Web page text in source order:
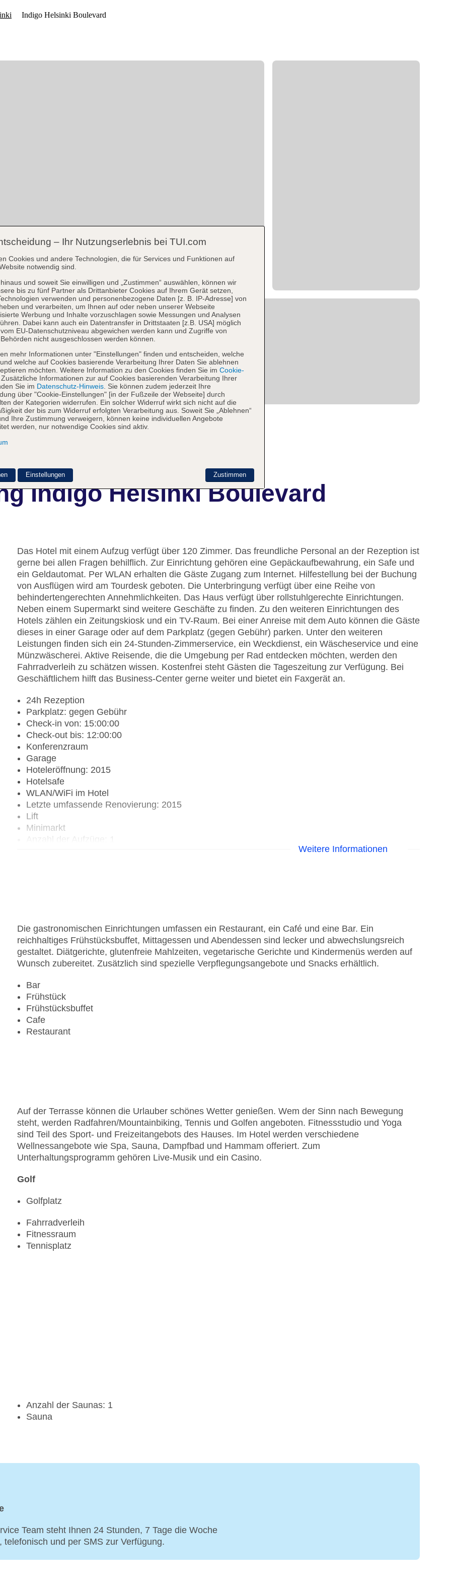
Indigo Helsinki Boulevard
Das Hotel mit einem Aufzug verfügt über 120 Zimmer. Das freundliche Personal an der Rezeption ist
gerne bei allen Fragen behilflich. Zur Einrichtung gehören eine Gepäckaufbewahrung, ein Safe und
ein Geldautomat. Per WLAN erhalten die Gäste Zugang zum Internet. Hilfestellung bei der Buchung
von Ausflügen wird am Tourdesk geboten. Die Unterbringung verfügt über eine Reihe von
behindertengerechten Annehmlichkeiten. Das Haus verfügt über rollstuhlgerechte Einrichtungen.
Neben einem Supermarkt sind weitere Geschäfte zu finden. Zu den weiteren Einrichtungen des
Hotels zählen ein Zeitungskiosk und ein TV-Raum. Bei einer Anreise mit dem Auto können die Gäste
dieses in einer Garage oder auf dem Parkplatz (gegen Gebühr) parken. Unter den weiteren
Leistungen finden sich ein 24-Stunden-Zimmerservice, ein Weckdienst, ein Wäscheservice und eine
Münzwäscherei. Aktive Reisende, die die Umgebung per Rad entdecken möchten, werden den
Fahrradverleih zu schätzen wissen. Kostenfrei steht Gästen die Tageszeitung zur Verfügung. Bei
Geschäftlichem hilft das Business-Center gerne weiter und bietet ein Faxgerät an.
24h Rezeption
Parkplatz: gegen Gebühr
Check-in von: 15:00:00
Check-out bis: 12:00:00
Konferenzraum
Garage
Hoteleröffnung: 2015
Hotelsafe
WLAN/WiFi im Hotel
Letzte umfassende Renovierung: 2015
Lift
Minimarkt
Anzahl der Aufzüge: 1
Weitere Informationen
Die gastronomischen Einrichtungen umfassen ein Restaurant, ein Café und eine Bar. Ein
reichhaltiges Frühstücksbuffet, Mittagessen und Abendessen sind lecker und abwechslungsreich
gestaltet. Diätgerichte, glutenfreie Mahlzeiten, vegetarische Gerichte und Kindermenüs werden auf
Wunsch zubereitet. Zusätzlich sind spezielle Verpflegungsangebote und Snacks erhältlich.
Bar
Frühstück
Frühstücksbuffet
Cafe
Restaurant
Auf der Terrasse können die Urlauber schönes Wetter genießen. Wem der Sinn nach Bewegung
steht, werden Radfahren/Mountainbiking, Tennis und Golfen angeboten. Fitnessstudio und Yoga
sind Teil des Sport- und Freizeitangebots des Hauses. Im Hotel werden verschiedene
Wellnessangebote wie Spa, Sauna, Dampfbad und Hammam offeriert. Zum
Unterhaltungsprogramm gehören Live-Musik und ein Casino.
Golf
Golfplatz
Fahrradverleih
Fitnessraum
Tennisplatz
Anzahl der Saunas: 1
Sauna
Team steht Ihnen 24 Stunden, 7 Tage die Woche
und per SMS zur Verfügung.
– Ihr Nutzungserlebnis bei TUI.com
Cookies und andere Technologien, die für Services und Funktionen auf
notwendig sind.
und soweit Sie einwilligen und „Zustimmen“ auswählen, können wir
bis zu fünf Partner als Drittanbieter Cookies auf Ihrem Gerät setzen,
verwenden und personenbezogene Daten [z. B. IP-Adresse] von
und verarbeiten, um Ihnen auf oder neben unserer Webseite
Werbung und Inhalte vorzuschlagen sowie Messungen und Analysen
Dabei kann auch ein Datentransfer in Drittstaaten [z.B. USA] möglich
EU-Datenschutzniveau abgewichen werden kann und Zugriffe von
nicht ausgeschlossen werden können.
mehr Informationen unter "Einstellungen" finden und entscheiden, welche
welche auf Cookies basierende Verarbeitung Ihrer Daten Sie ablehnen
möchten. Weitere Information zu den Cookies finden Sie im Cookie-
. Zusätzliche Informationen zur auf Cookies basierenden Verarbeitung Ihrer
Sie im Datenschutz-Hinweis . Sie können zudem jederzeit Ihre
über "Cookie-Einstellungen" [in der Fußzeile der Webseite] durch
der Kategorien widerrufen. Ein solcher Widerruf wirkt sich nicht auf die
der bis zum Widerruf erfolgten Verarbeitung aus. Soweit Sie „Ablehnen“
Ihre Zustimmung verweigern, können keine individuellen Angebote
werden, nur notwendige Cookies sind aktiv.
Zustimmen
Einstellungen